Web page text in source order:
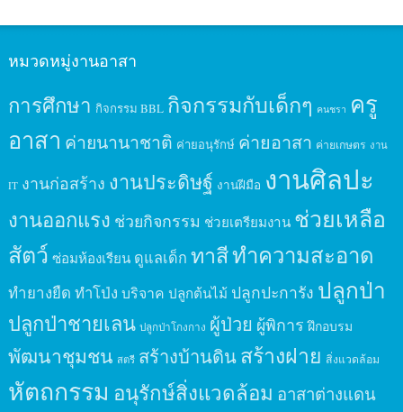
หมวดหมู่งานอาสา
การศึกษา กิจกรรม BBL กิจกรรมกับเด็กๆ คนชรา ครู
อาสา ค่ายนานาชาติ ค่ายอนุรักษ์ ค่ายอาสา ค่ายเกษตร งาน
IT งานก่อสร้าง งานประดิษฐ์ งานฝีมือ งานศิลปะ
งานออกแรง ช่วยกิจกรรม ช่วยเตรียมงาน ช่วยเหลือ
สัตว์ ซ่อมห้องเรียน ดูแลเด็ก ทาสีทำความสะอาด
ทำยางยืด ทำโป่ง บริจาค ปลูกต้นไม้ ปลูกปะการัง ปลูกป่า
ปลูกป่าชายเลน ปลูกป่าโกงกาง ผู้ป่วย ผู้พิการ ฝึกอบรม
พัฒนาชุมชน สตรี สร้างบ้านดินสร้างฝาย สิ่งแวดล้อม
หัตถกรรม อนุรักษ์สิ่งแวดล้อม อาสาต่างแดน